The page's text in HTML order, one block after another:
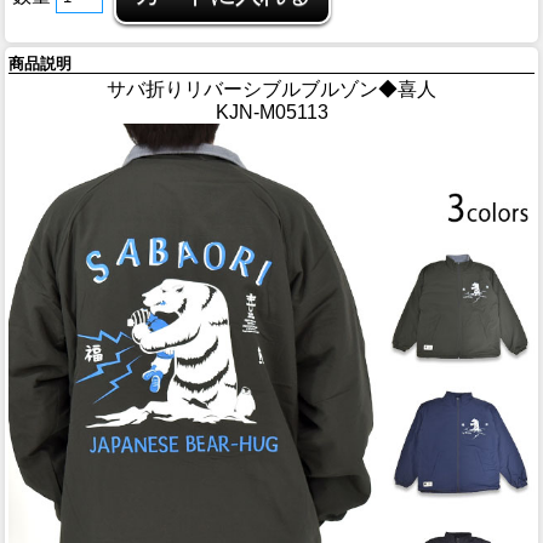
商品説明
サバ折りリバーシブルブルゾン◆喜人
KJN-M05113